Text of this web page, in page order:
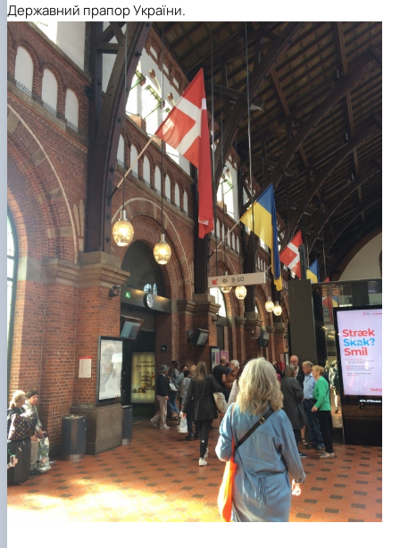
Державний прапор України.